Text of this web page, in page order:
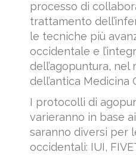
processo di
trattamento
le tecniche più
occidentale e
dell’agopuntura,
dell’antica Medicina
I protocolli di
varieranno in base
saranno diversi per
occidentali: IUI,